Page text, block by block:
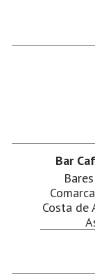
Bar
Costa de